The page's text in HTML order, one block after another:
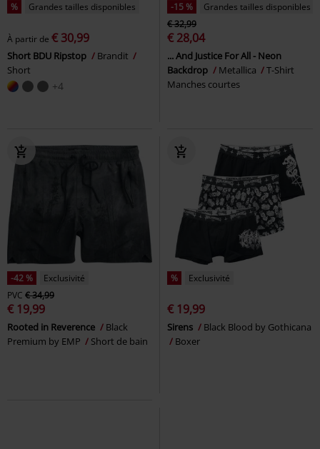
% Grandes tailles disponibles
À partir de € 30,99
Short BDU Ripstop
Brandit
Short
+4
-15 %
Grandes tailles disponibles
€ 32,99
€ 28,04
... And Justice For All - Neon
Backdrop
Metallica
T-Shirt
Manches courtes
-42 %
Exclusivité
PVC € 34,99
€ 19,99
Rooted in Reverence
Black
Premium by EMP
Short de bain
% Exclusivité
€ 19,99
Sirens
Black Blood by Gothicana
Boxer